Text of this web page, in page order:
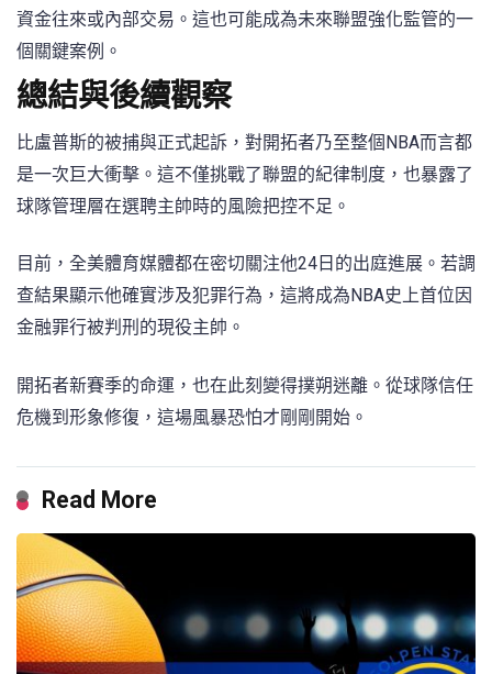
資金往來或內部交易。這也可能成為未來聯盟強化監管的一
個關鍵案例。
總結與後續觀察
比盧普斯的被捕與正式起訴，對開拓者乃至整個NBA而言都
是一次巨大衝擊。這不僅挑戰了聯盟的紀律制度，也暴露了
球隊管理層在選聘主帥時的風險把控不足。
目前，全美體育媒體都在密切關注他24日的出庭進展。若調
查結果顯示他確實涉及犯罪行為，這將成為NBA史上首位因
金融罪行被判刑的現役主帥。
開拓者新賽季的命運，也在此刻變得撲朔迷離。從球隊信任
危機到形象修復，這場風暴恐怕才剛剛開始。
Read More